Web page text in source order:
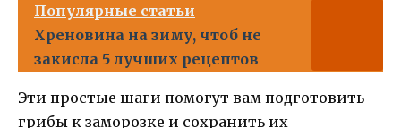
Популярные статьи
Хреновина на зиму, чтоб не
закисла 5 лучших рецептов
Эти простые шаги помогут вам подготовить
грибы к заморозке и сохранить их